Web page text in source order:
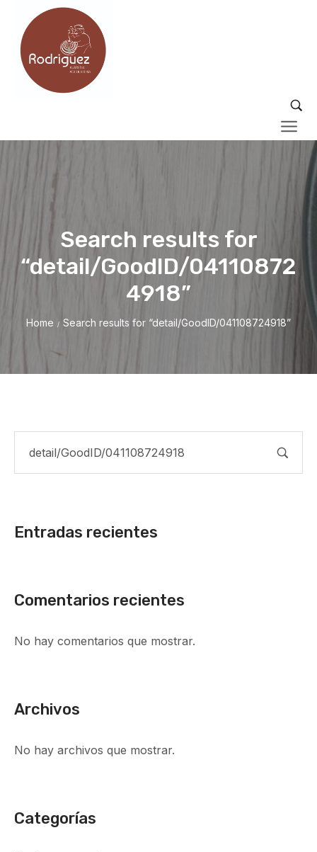
Search results for
“detail/GoodID/04110872
4918”
Home / Search results for “detail/GoodID/041108724918”
Entradas recientes
Comentarios recientes
No hay comentarios que mostrar.
Archivos
No hay archivos que mostrar.
Categorías